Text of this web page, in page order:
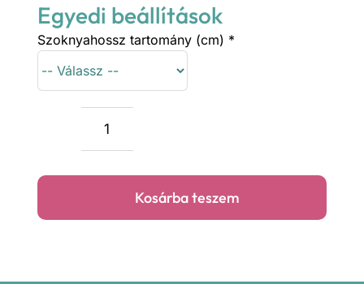
Egyedi beállítások
Szoknyahossz tartomány (cm) *
Királykék
mennyiség
Kosárba teszem